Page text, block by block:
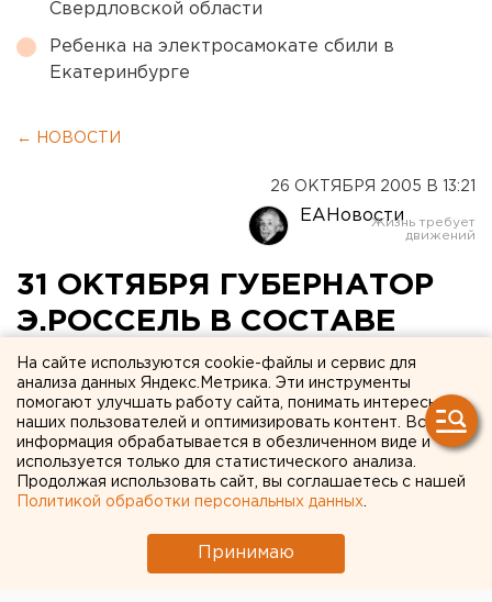
Свердловской области
Ребенка на электросамокате сбили в
Екатеринбурге
← НОВОСТИ
26 ОКТЯБРЯ 2005 В 13:21
ЕАНовости
31 ОКТЯБРЯ ГУБЕРНАТОР
Э.РОССЕЛЬ В СОСТАВЕ
ОФИЦИАЛЬНОЙ
РОССИЙСКОЙ ДЕЛЕГАЦИИ
ОТПРАВИТСЯ В
НИДЕРЛАНДЫ
Россель в составе официальной российской
делегации отправится в Нидерланды, сообщили
На сайте используются cookie-файлы и сервис для
анализа данных Яндекс.Метрика. Эти инструменты
помогают улучшать работу сайта, понимать интересы
наших пользователей и оптимизировать контент. Вся
информация обрабатывается в обезличенном виде и
используется только для статистического анализа.
Продолжая использовать сайт, вы соглашаетесь с нашей
Политикой обработки персональных данных
Принимаю